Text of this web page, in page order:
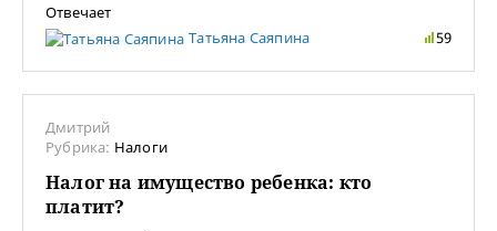
Отвечает
Татьяна Саяпина
59
Дмитрий
Рубрика: Налоги
Налог на имущество ребенка: кто
платит?